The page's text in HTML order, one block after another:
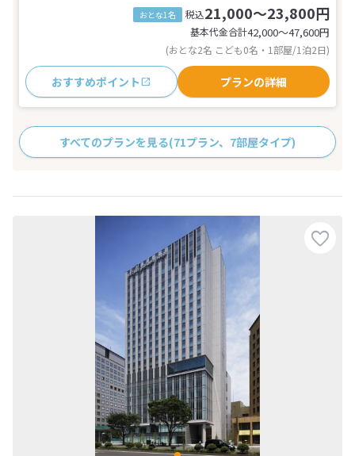
おとな1名 税込21,000～23,800円
基本代金合計42,000〜47,600円
(おとな2名 こども0名・1部屋/1泊2日)
おすすめポイント プランの詳細
すべてのプランを見る(71プラン、7部屋タイプ)